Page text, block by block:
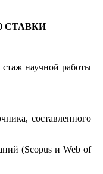
СТАВКИ
стаж научной работы
составленного
(Scopus и Web of